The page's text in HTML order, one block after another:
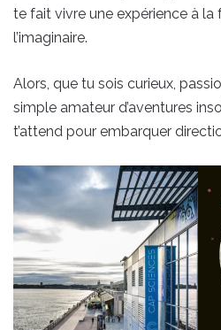
te fait vivre une expérience à la
l’imaginaire.
Alors, que tu sois curieux,
simple amateur d’aventures
t’attend pour embarquer